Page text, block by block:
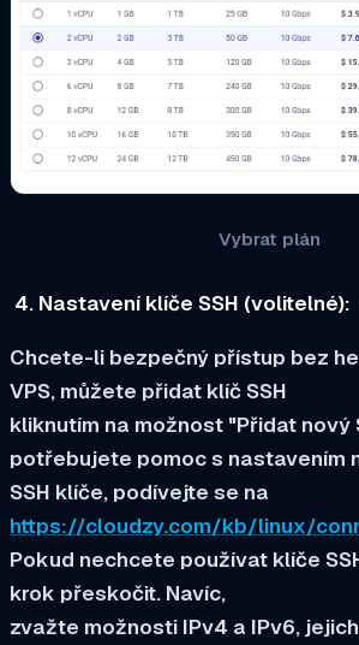
Vybrat plán
Nastavení klíče SSH (volitelné):
Chcete-li bezpečný přístup bez
VPS, můžete přidat klíč SSH
kliknutím na možnost "Přidat nový
potřebujete pomoc s nastavením
SSH klíče, podívejte se na
https://cloudzy.com/kb/linux/
Pokud nechcete používat klíče
krok přeskočit. Navíc,
zvažte možnosti IPv4 a IPv6,